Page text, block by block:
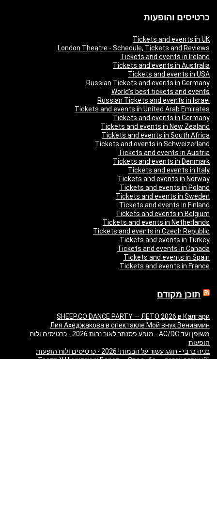
כרטיסים והופעות
Tickets and events in UK
London Theatre - Schedule, Tickets and Reviews
Tickets and events in Ireland
Tickets and events in Australia
Tickets and events in USA
Russian Tickets and events in Germany
World’s best tickets and events
Russian Tickets and events in Israel
Tickets and events in United Arab Emirates
Tickets and events in Germany
Tickets and events in New Zealand
Tickets and events in South Africa
Tickets and events in Schweizerland
Tickets and events in Austria
Tickets and events in Denmark
Tickets and events in Italy
Tickets and events in Norway
Tickets and events in Poland
Tickets and events in Sweden
Tickets and events in Finland
Tickets and events in Belgium
Tickets and events in Netherlands
Tickets and events in Czech Republic
Tickets and events in Turkey
Tickets and events in Canada
Tickets and events in Spain
Tickets and events in France
תוכן מקודם
SHEEP.CO DANCE PARTY — ЛЕТО 2026 в Калгари
Лия Ахеджакова в спектакле Мой внук Вениамин
משופן ועד AC/DC - מופע פסנתר לאור נרות 2026 - כרטיסים ולוח
הופעות
בניה ברבי - חוגג עשור על הבמות! 2026 - כרטיסים ולוח הופעות
"Театр У Никитских Ворот — Свадьба — легендарный